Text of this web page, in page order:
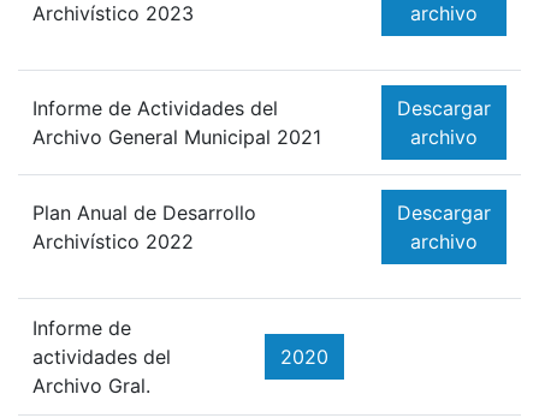
Archivístico 2023
archivo
Informe de Actividades del
Archivo General Municipal 2021
Descargar
archivo
Plan Anual de Desarrollo
Archivístico 2022
Descargar
archivo
Informe de
actividades del
Archivo Gral.
2020